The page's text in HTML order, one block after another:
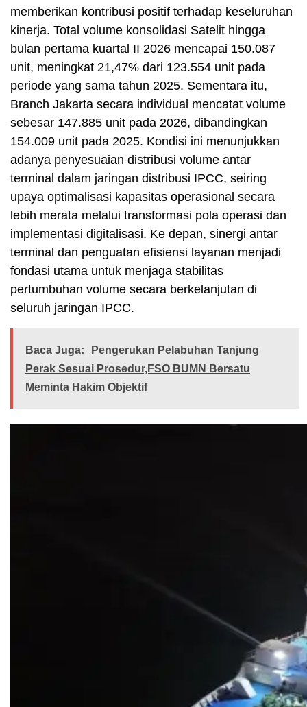
memberikan kontribusi positif terhadap keseluruhan
kinerja. Total volume konsolidasi Satelit hingga
bulan pertama kuartal II 2026 mencapai 150.087
unit, meningkat 21,47% dari 123.554 unit pada
periode yang sama tahun 2025. Sementara itu,
Branch Jakarta secara individual mencatat volume
sebesar 147.885 unit pada 2026, dibandingkan
154.009 unit pada 2025. Kondisi ini menunjukkan
adanya penyesuaian distribusi volume antar
terminal dalam jaringan distribusi IPCC, seiring
upaya optimalisasi kapasitas operasional secara
lebih merata melalui transformasi pola operasi dan
implementasi digitalisasi. Ke depan, sinergi antar
terminal dan penguatan efisiensi layanan menjadi
fondasi utama untuk menjaga stabilitas
pertumbuhan volume secara berkelanjutan di
seluruh jaringan IPCC.
Baca Juga:
Pengerukan Pelabuhan Tanjung
Perak Sesuai Prosedur,FSO BUMN Bersatu
Meminta Hakim Objektif